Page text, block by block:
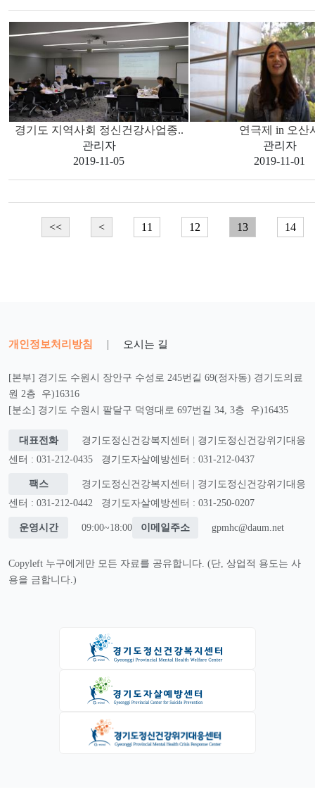
경기도 지역사회 정신건강사업종..
관리자
2019-11-05
연극제 in 오산
관리자
2019-11-01
<< < 11 12 13 14
개인정보처리방침 | 오시는 길
[본부] 경기도 수원시 장안구 수성로 245번길 69(정자동) 경기도의료
원 2층 우)16316
[분소] 경기도 수원시 팔달구 덕영대로 697번길 34, 3층 우)16435
대표전화
경기도정신건강복지센터 | 경기도정신건강위기대응
센터 : 031-212-0435
경기도자살예방센터 : 031-212-0437
팩스
경기도정신건강복지센터 | 경기도정신건강위기대응
센터 : 031-212-0442
경기도자살예방센터 : 031-250-0207
운영시간 09:00~18:00 이메일주소 gpmhc@daum.net
Copyleft 누구에게만 모든 자료를 공유합니다. (단, 상업적 용도는 사
용을 금합니다.)